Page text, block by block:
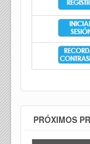
PRÓXIMOS